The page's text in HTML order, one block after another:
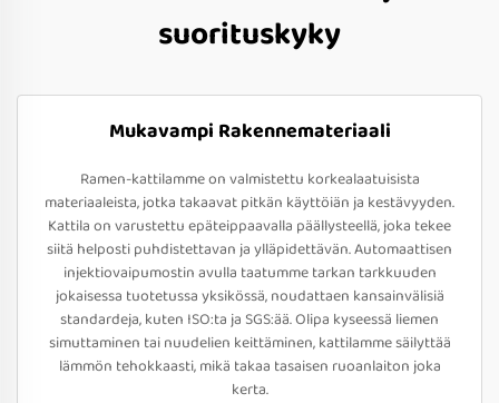
suorituskyky
Mukavampi Rakennemateriaali
Ramen-kattilamme on valmistettu korkealaatuisista
materiaaleista, jotka takaavat pitkän käyttöiän ja kestävyyden.
Kattila on varustettu epäteippaavalla päällysteellä, joka tekee
siitä helposti puhdistettavan ja ylläpidettävän. Automaattisen
injektiovaipumostin avulla taatumme tarkan tarkkuuden
jokaisessa tuotetussa yksikössä, noudattaen kansainvälisiä
standardeja, kuten ISO:ta ja SGS:ää. Olipa kyseessä liemen
simuttaminen tai nuudelien keittäminen, kattilamme säilyttää
lämmön tehokkaasti, mikä takaa tasaisen ruoanlaiton joka
kerta.